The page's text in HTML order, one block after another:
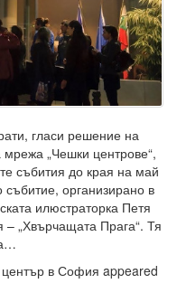
гласи решение на
„Чешки центрове“,
събития до края на май
организирано в
илюстраторка Петя
– „Хвърчащата Прага“. Тя
център в София appeared